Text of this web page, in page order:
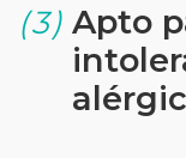
(3) Apto